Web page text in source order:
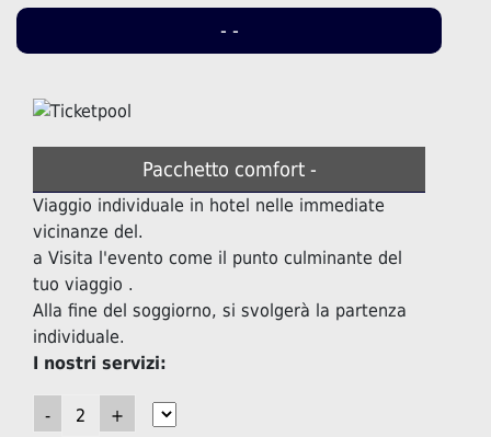
- -
Pacchetto comfort -
Viaggio individuale in hotel nelle immediate
vicinanze del.
a Visita l'evento come il punto culminante del
tuo viaggio .
Alla fine del soggiorno, si svolgerà la partenza
individuale.
I nostri servizi: